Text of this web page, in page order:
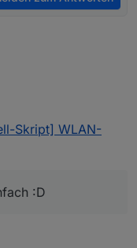
da.
Skript] WLAN-
:D